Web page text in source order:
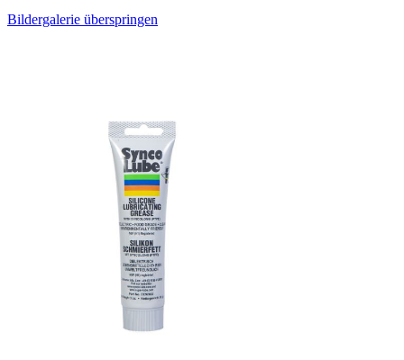
Bildergalerie überspringen